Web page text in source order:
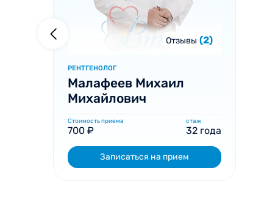
Отзывы (2)
РЕНТГЕНОЛОГ
Малафеев Михаил
Михайлович
Стоимость приема
700 ₽
стаж
32 года
Записаться на прием